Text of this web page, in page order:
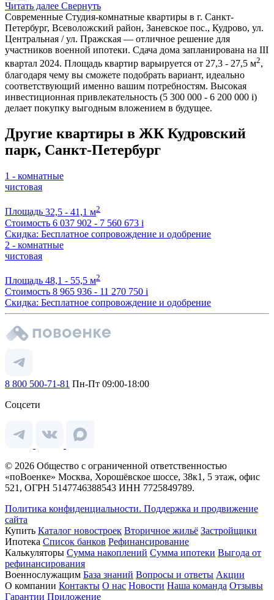
Читать далее Свернуть
Современные Студия-комнатные квартиры в г. Санкт-
Петербург, Всеволожский район, Заневское пос., Кудрово, ул.
Центральная / ул. Пражская — отличное решение для
участников военной ипотеки. Сдача дома запланирована на III
квартал 2024. Площадь квартир варьируется от 27,3 - 27,5 м2,
благодаря чему вы сможете подобрать вариант, идеально
соответствующий именно вашим потребностям. Высокая
инвестиционная привлекательность (5 300 000 - 6 200 000 i)
делает покупку выгодным вложением в будущее.
Другие квартиры в ЖК Кудровский
парк, Санкт-Петербург
1 - комнатные
чистовая
Площадь 32,5 - 41,1 м2
Стоимость 6 037 902 - 7 560 673 i
Скидка: Бесплатное сопровождение и одобрение
2 - комнатные
чистовая
Площадь 48,1 - 55,5 м2
Стоимость 8 965 936 - 11 270 750 i
Скидка: Бесплатное сопровождение и одобрение
8 800 500-71-81 Пн-Пт 09:00-18:00
Соцсети
© 2026 Общество с ограниченной ответственностью
«поВоенке» Москва, Хорошёвское шоссе, 38к1, 5 этаж, офис
521, ОГРН 5147746388543 ИНН 7725849789.
Политика конфиденциальности. Поддержка и продвижение
сайта
Купить Каталог новостроек Вторичное жильё Застройщики
Ипотека Список банков Рефинансирование
Калькуляторы Сумма накоплений Сумма ипотеки Выгода от
рефинансирования
Военнослужащим База знаний Вопросы и ответы Акции
О компании Контакты О нас Новости Наша команда Отзывы
Гарантии Приложение